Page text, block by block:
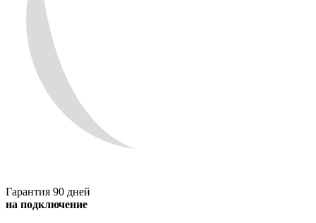
Гарантия 90 дней
на подключение